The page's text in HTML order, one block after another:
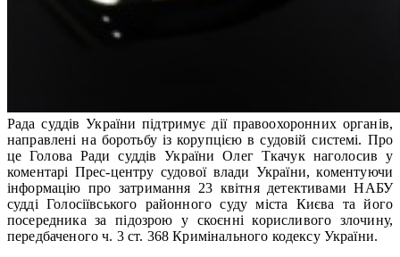
Рада суддів України підтримує дії правоохоронних органів,
направлені на боротьбу із корупцією в судовій системі. Про
це Голова Ради суддів України Олег Ткачук наголосив у
коментарі Прес-центру судової влади України, коментуючи
інформацію про затримання 23 квітня детективами НАБУ
судді Голосіївського районного суду міста Києва та його
посередника за підозрою у скоєнні корисливого злочину,
передбаченого ч. 3 ст. 368 Кримінального кодексу України.